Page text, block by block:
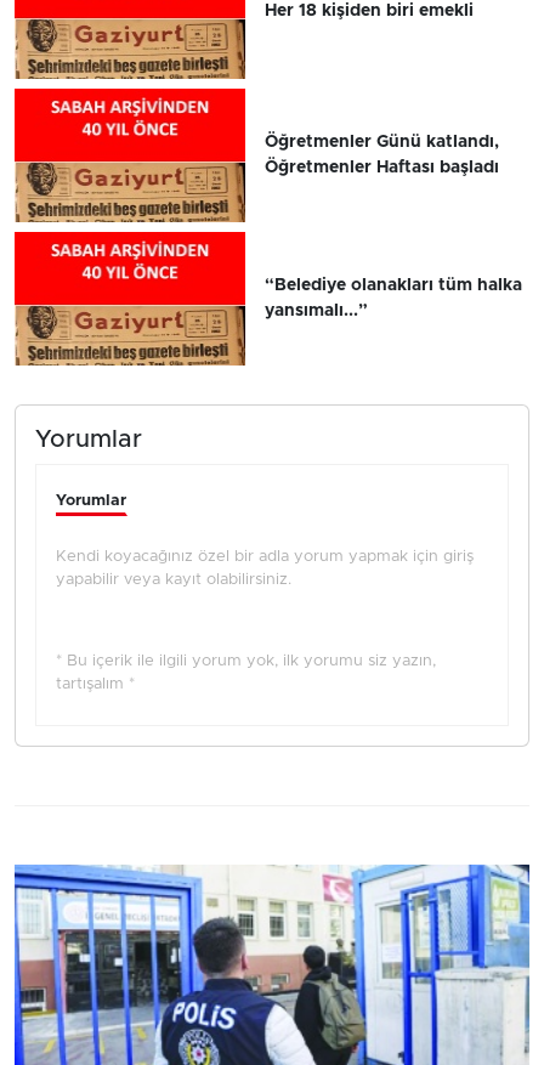
Her 18 kişiden biri emekli
Öğretmenler Günü katlandı,
Öğretmenler Haftası başladı
“Belediye olanakları tüm halka
yansımalı...”
Yorumlar
Yorumlar
Kendi koyacağınız özel bir adla yorum yapmak için giriş
yapabilir veya kayıt olabilirsiniz.
* Bu içerik ile ilgili yorum yok, ilk yorumu siz yazın,
tartışalım *